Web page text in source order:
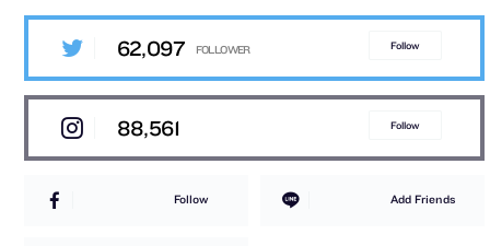
62,097 Follow
88,561 Follow
Follow Add Friends